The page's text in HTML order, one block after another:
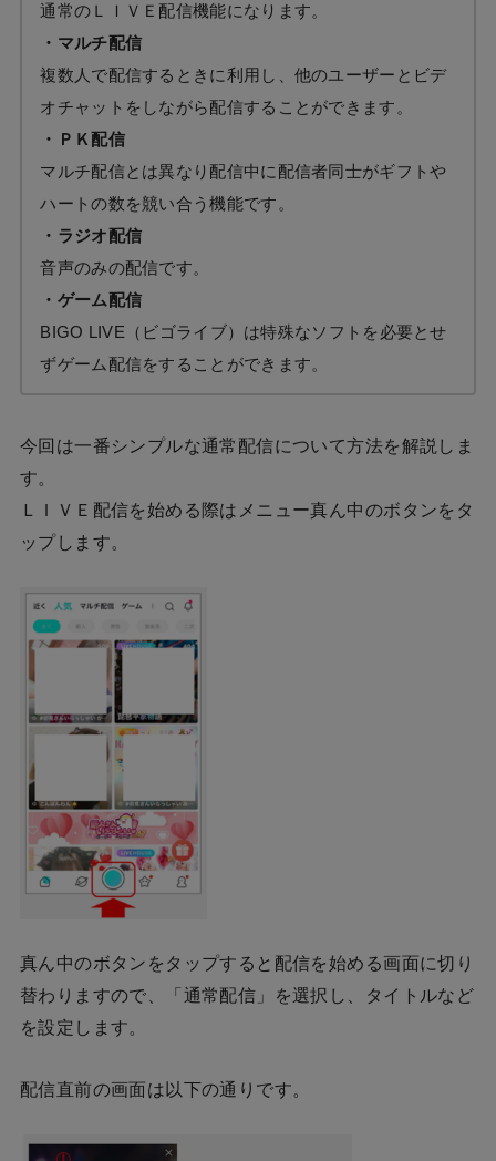
通常のＬＩＶＥ配信機能になります。
・マルチ配信
複数人で配信するときに利用し、他のユーザーとビデ
オチャットをしながら配信することができます。
・ＰＫ配信
マルチ配信とは異なり配信中に配信者同士がギフトや
ハートの数を競い合う機能です。
・ラジオ配信
音声のみの配信です。
・ゲーム配信
BIGO LIVE（ビゴライブ）は特殊なソフトを必要とせ
ずゲーム配信をすることができます。
今回は一番シンプルな通常配信について方法を解説しま
す。
ＬＩＶＥ配信を始める際はメニュー真ん中のボタンをタ
ップします。
真ん中のボタンをタップすると配信を始める画面に切り
替わりますので、「通常配信」を選択し、タイトルなど
を設定します。
配信直前の画面は以下の通りです。